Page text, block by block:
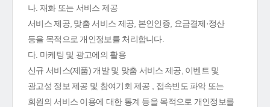
나. 재화 또는 서비스 제공
서비스 제공, 맞춤 서비스 제공, 본인인증, 요금결제·정산
등을 목적으로 개인정보를 처리합니다.
다. 마케팅 및 광고에의 활용
신규 서비스(제품) 개발 및 맞춤 서비스 제공, 이벤트 및
광고성 정보 제공 및 참여기회 제공 , 접속빈도 파악 또는
회원의 서비스 이용에 대한 통계 등을 목적으로 개인정보를